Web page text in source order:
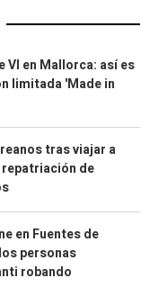
VI en Mallorca: así es
limitada 'Made in
tras viajar a
de
en Fuentes de
personas
robando